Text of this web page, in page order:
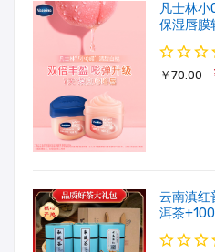
凡士林小
保湿唇膜
￥70.00
云南滇红
洱茶